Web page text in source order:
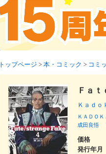
トップページ > 本・コミック > コミ
Ｆａ
Ｋａｄ
ＫＡＤＯＫ
成田良悟
価格
発行年月